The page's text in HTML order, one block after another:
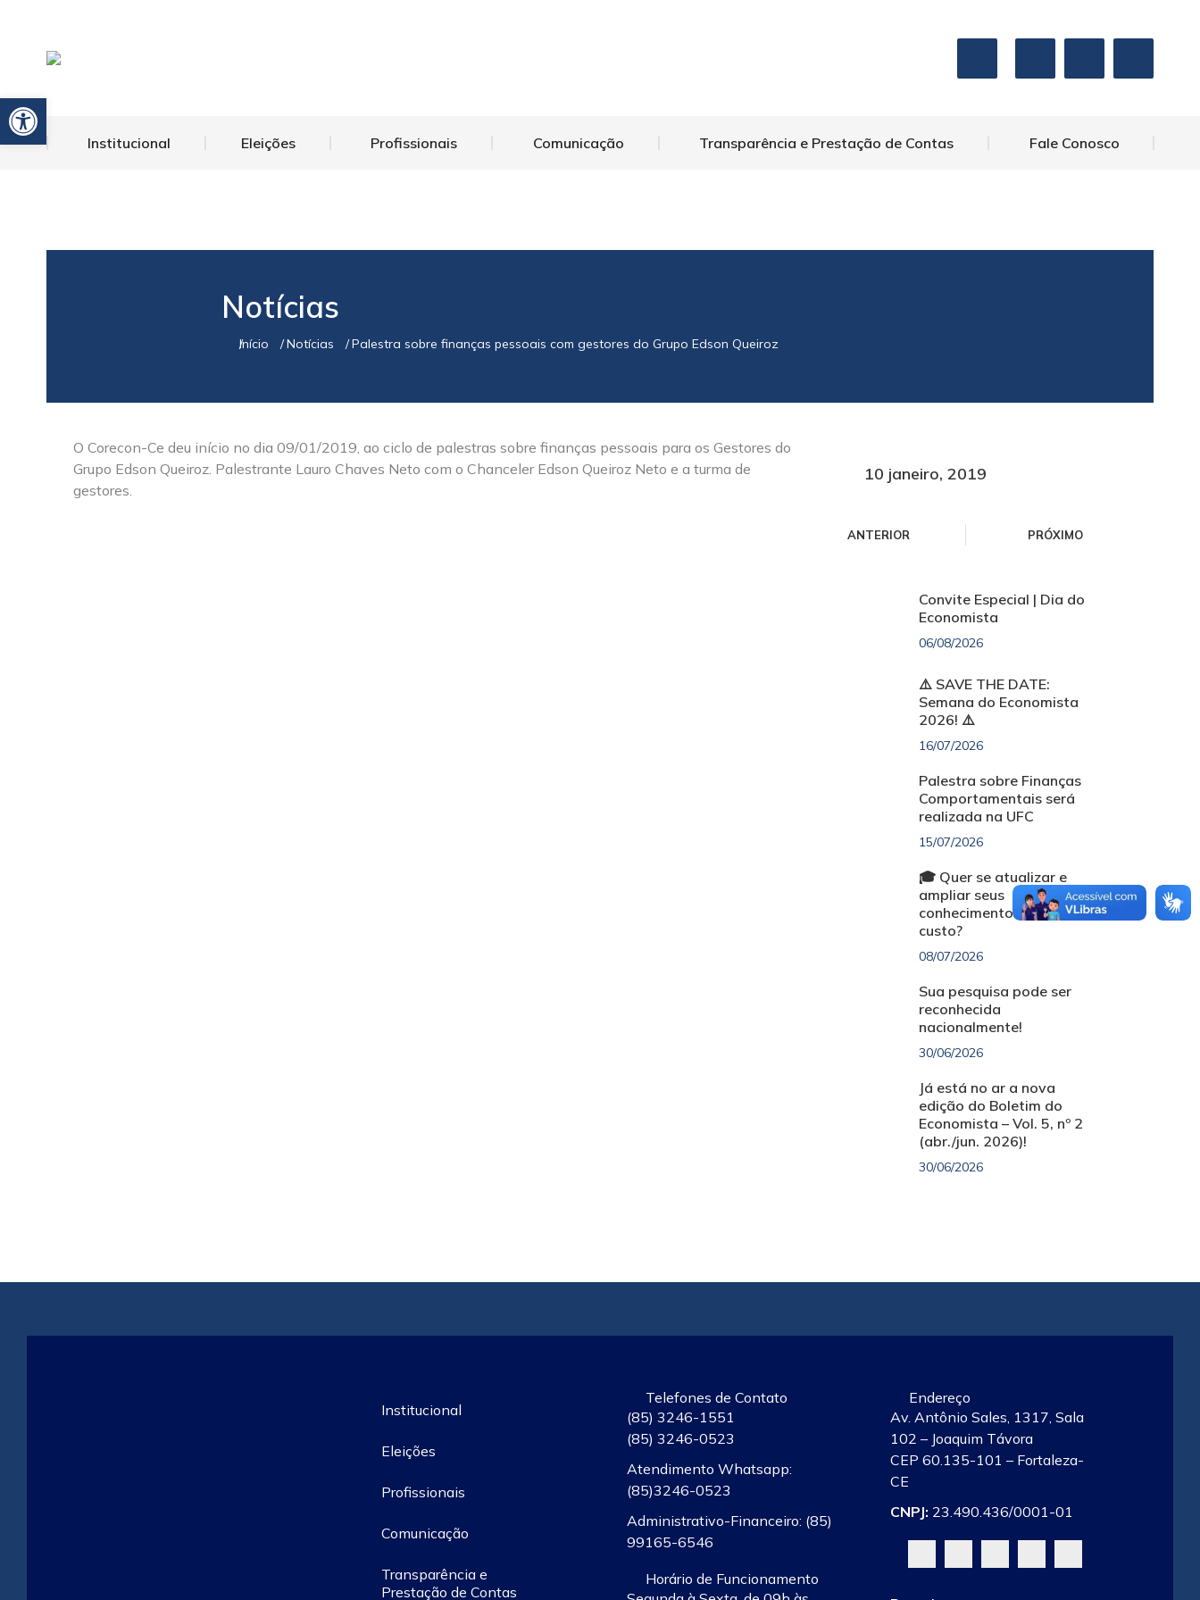
Institucional Eleições Profissionais Comunicação Transparência e Prestação de Contas Fale Conosco
Notícias
Você está aqui:
Início Notícias Palestra sobre finanças pessoais com gestores do Grupo Edson Queiroz
O Corecon-Ce deu início no dia 09/01/2019, ao ciclo de palestras sobre finanças pessoais para os Gestores do
Grupo Edson Queiroz. Palestrante Lauro Chaves Neto com o Chanceler Edson Queiroz Neto e a turma de
gestores.
10 janeiro, 2019
ANTERIOR PRÓXIMO
Convite Especial | Dia do
Economista
06/08/2026
⚠️ SAVE THE DATE:
Semana do Economista
2026! ⚠️
16/07/2026
Palestra sobre Finanças
Comportamentais será
realizada na UFC
15/07/2026
🎓 Quer se atualizar e
ampliar seus
conhecimentos sem
custo?
08/07/2026
Sua pesquisa pode ser
reconhecida
nacionalmente!
30/06/2026
Já está no ar a nova
edição do Boletim do
Economista – Vol. 5, nº 2
(abr./jun. 2026)!
30/06/2026
Institucional
Eleições
Profissionais
Comunicação
Transparência e
Prestação de Contas
Telefones de Contato
(85) 3246-1551
(85) 3246-0523
Atendimento Whatsapp:
(85)3246-0523
Administrativo-Financeiro: (85)
99165-6546
Horário de Funcionamento
Endereço
Av. Antônio Sales, 1317, Sala
102 – Joaquim Távora
CEP 60.135-101 – Fortaleza-
CE
CNPJ: 23.490.436/0001-01
Barra de Ferramentas Aberta